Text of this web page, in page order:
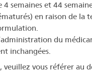
semaines et 44
en raison de la
du
inchangées.
vous référer au